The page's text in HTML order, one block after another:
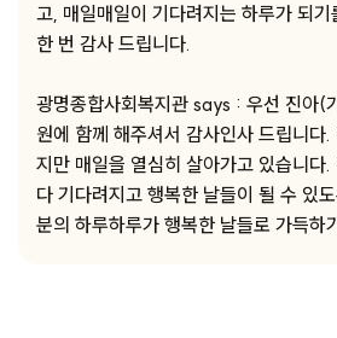
고, 매일매일이 기다려지는 하루가 되기
한 번 감사 드립니다.
광명종합사회복지관 says : 우선 진아(
원에 함께 해주셔서 감사인사 드립니다.
지만 매일을 열심히 살아가고 있습니다
다 기다려지고 행복한 날들이 될 수 있
분의 하루하루가 행복한 날들로 가득하